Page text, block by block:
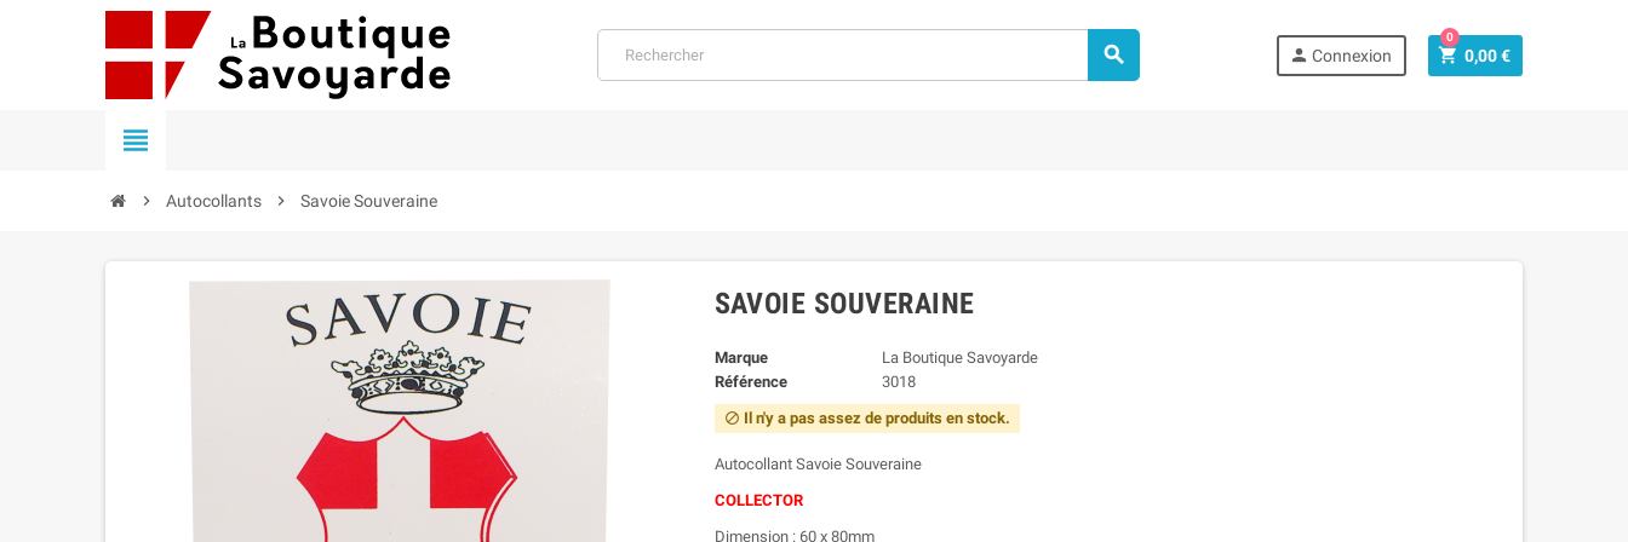
  Connexion  0,00 €
0

 Autocollants  Savoie Souveraine
SAVOIE SOUVERAINE
Marque
La Boutique Savoyarde
Référence
3018
 Il n'y a pas assez de produits en stock.
Autocollant Savoie Souveraine
COLLECTOR
Dimension : 60 x 80mm